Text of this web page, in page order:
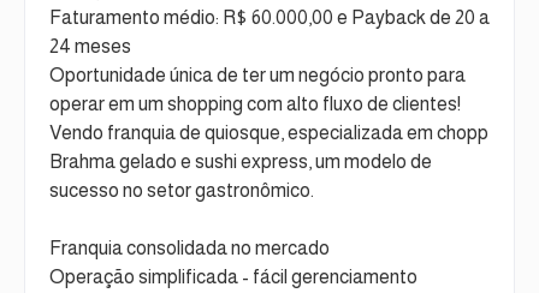
Faturamento médio: R$ 60.000,00 e Payback de 20 a
24 meses
Oportunidade única de ter um negócio pronto para
operar em um shopping com alto fluxo de clientes!
Vendo franquia de quiosque, especializada em chopp
Brahma gelado e sushi express, um modelo de
sucesso no setor gastronômico.
Franquia consolidada no mercado
Operação simplificada - fácil gerenciamento